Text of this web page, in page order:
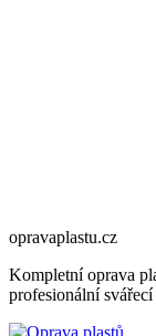
opravaplastu.cz
Kompletní oprava
profesionální